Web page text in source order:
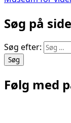
Søg på
Søg efter:
Følg med